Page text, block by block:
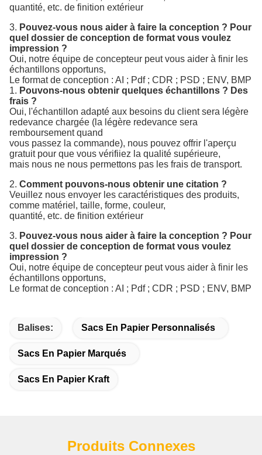
quantité, etc. de finition extérieur
3. Pouvez-vous nous aider à faire la conception ? Pour
quel dossier de conception de format vous voulez
impression ?
Oui, notre équipe de concepteur peut vous aider à finir les
échantillons opportuns,
Le format de conception : AI ; Pdf ; CDR ; PSD ; ENV, BMP
1. Pouvons-nous obtenir quelques échantillons ? Des
frais ?
Oui, l'échantillon adapté aux besoins du client sera légère
redevance chargée (la légère redevance sera
remboursement quand
vous passez la commande), nous pouvez offrir l'aperçu
gratuitpour que vous vérifiiez la qualité supérieure,
mais nous ne nous permettons pas les frais de transport.
2. Comment pouvons-nous obtenir une citation ?
Veuillez nous envoyer les caractéristiques des produits,
comme matériel, taille, forme, couleur,
quantité, etc. de finition extérieur
3. Pouvez-vous nous aider à faire la conception ? Pour
quel dossier de conception de format vous voulez
impression ?
Oui, notre équipe de concepteur peut vous aider à finir les
échantillons opportuns,
Le format de conception : AI ; Pdf ; CDR ; PSD ; ENV, BMP
Balises: Sacs En Papier Personnalisés
Sacs En Papier Marqués
Sacs En Papier Kraft
Produits Connexes